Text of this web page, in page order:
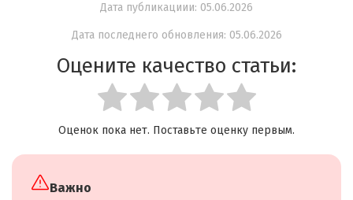
Дата публикациии: 05.06.2026
Дата последнего обновления: 05.06.2026
Оцените качество статьи:
Оценок пока нет. Поставьте оценку первым.
Важно